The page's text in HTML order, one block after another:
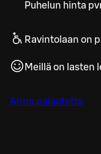
Puhelun hinta
Ravintolaan on
Meillä on lasten
Anna palautetta